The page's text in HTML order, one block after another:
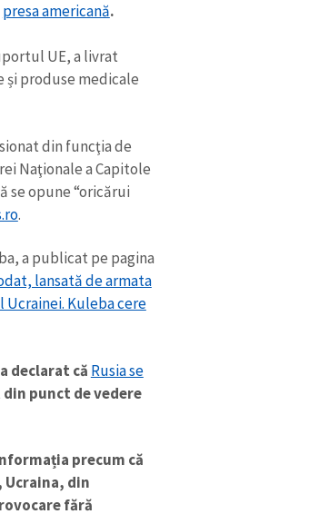
presa americană.
UE, a livrat
produse medicale
din funcţia de
Naţionale a Capitole
se opune “oricărui
.
a publicat pe pagina
lansată de armata
Kuleba cere
declarat că Rusia se
punct de vedere
precum că
din
fără